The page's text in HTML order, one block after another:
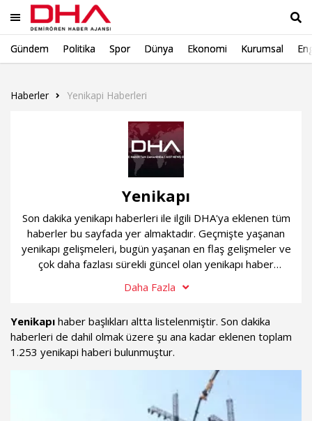
Gündem Politika Spor Dünya Ekonomi Kurumsal
Haberler Yenikapi Haberleri
Yenikapı
Son dakika yenikapı haberleri ile ilgili DHA'ya eklenen tüm
haberler bu sayfada yer almaktadır. Geçmişte yaşanan
yenikapı gelişmeleri, bugün yaşanan en flaş gelişmeler ve
çok daha fazlası sürekli güncel olan yenikapı haber
Daha Fazla
Yenikapı haber başlıkları altta listelenmiştir. Son dakika
haberleri de dahil olmak üzere şu ana kadar eklenen toplam
1.253 yenikapi haberi bulunmuştur.